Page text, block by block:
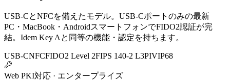
USB-CとNFCを備えたモデル。USB-Cポートのみの最新
PC・MacBook・AndroidスマートフォンでFIDO2認証が完
結。Idem Key Aと同等の機能・認定を持ちます。
USB-CNFCFIDO2 Level 2FIPS 140-2 L3PIVIP68
Web PKI対応 · エンタープライズ